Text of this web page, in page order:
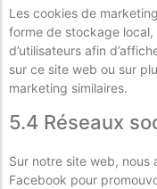
Les cookies de
forme de stockage
d’utilisateurs afin
sur ce site web ou sur
marketing similaires.
5.4 Réseaux
Sur notre site web,
Facebook pour